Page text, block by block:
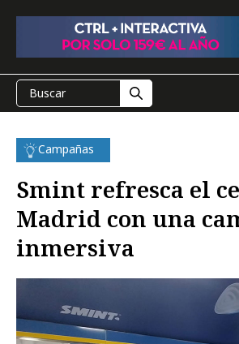
Campañas
Smint refresca el
Madrid con una
inmersiva